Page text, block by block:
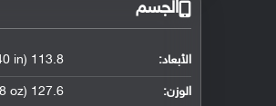
الجسم
الأبعاد: 113.8 x 58.4 x 10.2 mm (4.48 x 2.30 x 0.40 in)
الوزن: 127.6 g (4.48 oz)